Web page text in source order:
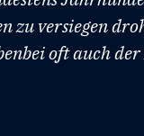
zu versiegen
oft auch